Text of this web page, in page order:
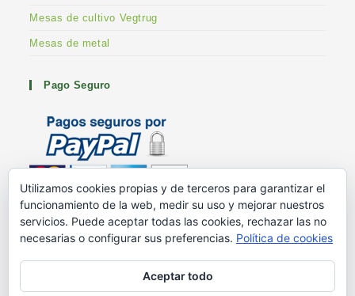
Mesas de cultivo Vegtrug
Mesas de metal
Pago Seguro
Metodos de pago
G+ Huertoshop
Utilizamos cookies propias y de terceros para garantizar el
funcionamiento de la web, medir su uso y mejorar nuestros
servicios. Puede aceptar todas las cookies, rechazar las no
necesarias o configurar sus preferencias. Política de cookies
Aceptar todo